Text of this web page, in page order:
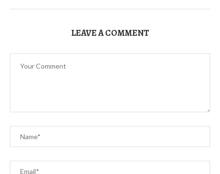
LEAVE A COMMENT